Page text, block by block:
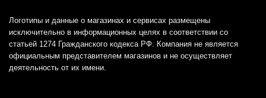
Логотипы и данные о магазинах и сервисах размещены
исключительно в информационных целях в соответствии со
статьей 1274 Гражданского кодекса РФ. Компания не является
официальным представителем магазинов и не осуществляет
деятельность от их имени.